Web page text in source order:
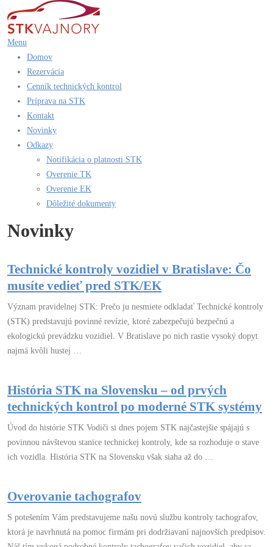
obsah
Menu
Domov
Rezervácia
Cenník technických kontrol
Príprava na STK
Kontakt
Novinky
Odkazy
Notifikácia o platnosti STK
Overenie TK
Overenie EK
Dôležité dokumenty
Novinky
Technické kontroly vozidiel v Bratislave: Čo
musíte vedieť pred STK/EK
Význam pravidelnej STK: Prečo ju nesmiete odkladať Technické kontroly
(STK) predstavujú povinné revízie, ktoré zabezpečujú bezpečnú a
ekologickú prevádzku vozidiel. V Bratislave po nich rastie vysoký dopyt
najmä kvôli hustej …
História STK na Slovensku – od prvých
technických kontrol po moderné STK systémy
Úvod do histórie STK Vodiči si dnes pojem STK najčastejšie spájajú s
povinnou návštevou stanice technickej kontroly, kde sa rozhoduje o stave
ich vozidla. História STK na Slovensku však siaha až do …
Overovanie tachografov
S potešením Vám predstavujeme našu novú službu kontroly tachografov,
ktorá je navrhnutá na pomoc firmám pri dodržiavaní najnovších predpisov.